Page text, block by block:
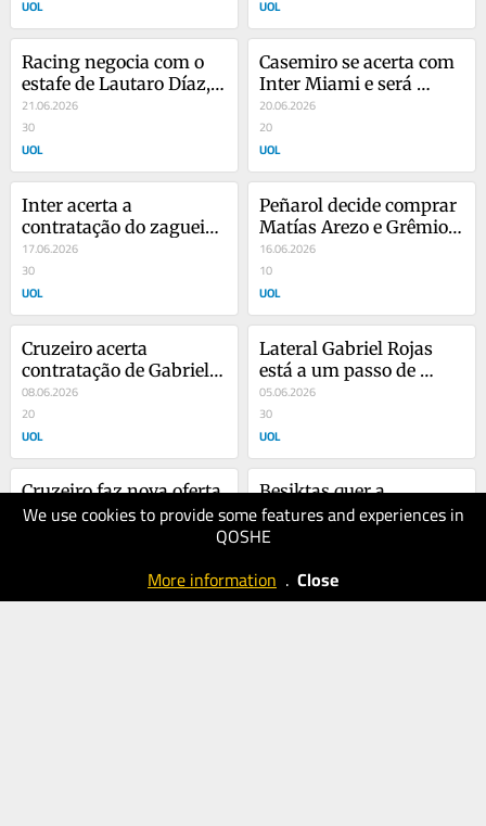
We use cookies to provide some features and experiences in
QOSHE
More information . Close
UOL UOL
Racing negocia com o
estafe de Lautaro Díaz,
atacante do Santos
21.06.2026
30
UOL
Casemiro se acerta com
Inter Miami e será
companheiro de Lionel
Messi
20.06.2026
20
UOL
Inter acerta a
contratação do zagueiro
chileno Guillermo
Maripán
17.06.2026
30
UOL
Peñarol decide comprar
Matías Arezo e Grêmio
receberá R$ 16,8
milhões
16.06.2026
10
UOL
Cruzeiro acerta
contratação de Gabriel
Rojas por R$ 31 milhões
08.06.2026
20
UOL
Lateral Gabriel Rojas
está a um passo de
reforçar o Cruzeiro
05.06.2026
30
UOL
Cruzeiro faz nova oferta
por Gabriel Rojas e
Besiktas quer a
contratação de Rossi e
prepara oferta ao
30.05.2026
UOL